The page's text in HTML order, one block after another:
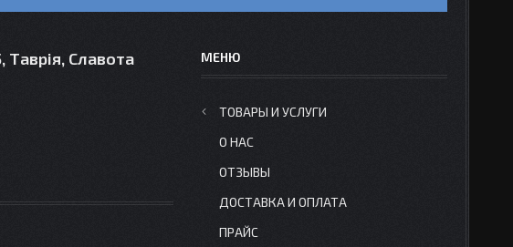
Таврія, Славота
ТОВАРЫ И УСЛУГИ
О НАС
ОТЗЫВЫ
ДОСТАВКА И ОПЛАТА
ПРАЙС